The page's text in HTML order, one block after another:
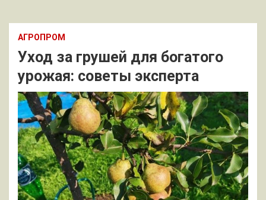
АГРОПРОМ
Уход за грушей для богатого
урожая: советы эксперта